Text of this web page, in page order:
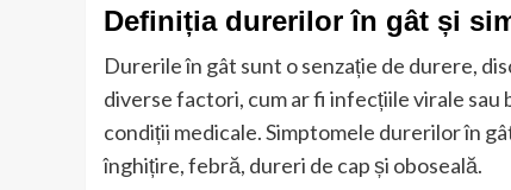
Definiția durerilor în gât și
Durerile în gât sunt o senzație de durere,
diverse factori, cum ar fi infecțiile virale
condiții medicale. Simptomele durerilor în
înghițire, febră, dureri de cap și oboseală.